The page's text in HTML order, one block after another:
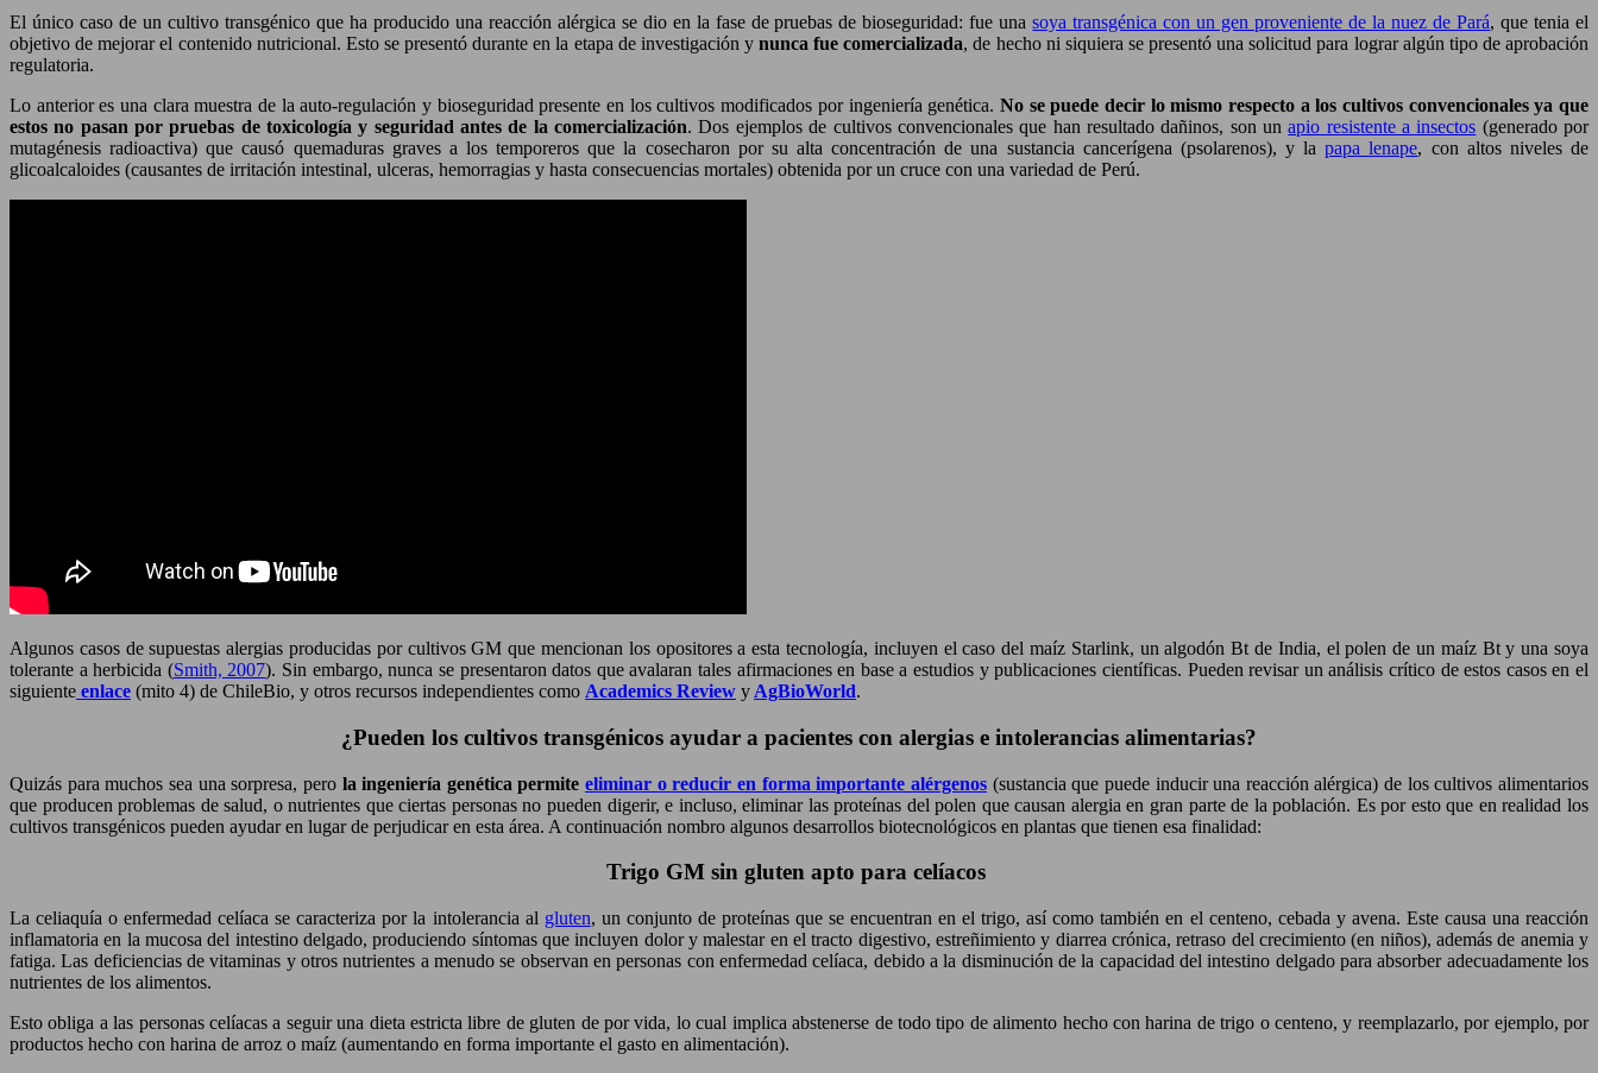
El único caso de un cultivo transgénico que ha producido una reacción alérgica se dio en la fase de pruebas de bioseguridad: fue unasoya transgénica con un gen proveniente de la nuez de Pará, que tenia el
objetivo de mejorar el contenido nutricional. Esto se presentó durante en la etapa de investigación y nunca fue comercializada, de hecho ni siquiera se presentó una solicitud para lograr algún tipo de aprobación
regulatoria.
Lo anterior es una clara muestra de la auto-regulación y bioseguridad presente en los cultivos modificados por ingeniería genética. No se puede decir lo mismo respecto a los cultivos convencionales ya que
estos no pasan por pruebas de toxicología y seguridad antes de la comercialización. Dos ejemplos de cultivos convencionales que han resultado dañinos, son unapio resistente a insectos (generado por
mutagénesis radioactiva) que causó quemaduras graves a los temporeros que la cosecharon por su alta concentración de una sustancia cancerígena (psolarenos), y lapapa lenape, con altos niveles de
glicoalcaloides (causantes de irritación intestinal, ulceras, hemorragias y hasta consecuencias mortales) obtenida por un cruce con una variedad de Perú.
Algunos casos de supuestas alergias producidas por cultivos GM que mencionan los opositores a esta tecnología, incluyen el caso del maíz Starlink, un algodón Bt de India, el polen de un maíz Bt y una soya
tolerante a herbicida (Smith, 2007). Sin embargo, nunca se presentaron datos que avalaran tales afirmaciones en base a estudios y publicaciones científicas. Pueden revisar un análisis crítico de estos casos en el
siguiente enlace (mito 4) de ChileBio, y otros recursos independientes como Academics Review y AgBioWorld.
¿Pueden los cultivos transgénicos ayudar a pacientes con alergias e intolerancias alimentarias?
Quizás para muchos sea una sorpresa, pero la ingeniería genética permiteeliminar o reducir en forma importante alérgenos (sustancia que puede inducir una reacción alérgica) de los cultivos alimentarios
que producen problemas de salud, o nutrientes que ciertas personas no pueden digerir, e incluso, eliminar las proteínas del polen que causan alergia en gran parte de la población. Es por esto que en realidad los
cultivos transgénicos pueden ayudar en lugar de perjudicar en esta área. A continuación nombro algunos desarrollos biotecnológicos en plantas que tienen esa finalidad:
Trigo GM sin gluten apto para celíacos
La celiaquía o enfermedad celíaca se caracteriza por la intolerancia al gluten, un conjunto de proteínas que se encuentran en el trigo, así como también en el centeno, cebada y avena. Este causa una reacción
inflamatoria en la mucosa del intestino delgado, produciendo síntomas que incluyen dolor y malestar en el tracto digestivo, estreñimiento y diarrea crónica, retraso del crecimiento (en niños), además de anemia y
fatiga. Las deficiencias de vitaminas y otros nutrientes a menudo se observan en personas con enfermedad celíaca, debido a la disminución de la capacidad del intestino delgado para absorber adecuadamente los
nutrientes de los alimentos.
Esto obliga a las personas celíacas a seguir una dieta estricta libre de gluten de por vida, lo cual implica abstenerse de todo tipo de alimento hecho con harina de trigo o centeno, y reemplazarlo, por ejemplo, por
productos hecho con harina de arroz o maíz (aumentando en forma importante el gasto en alimentación).